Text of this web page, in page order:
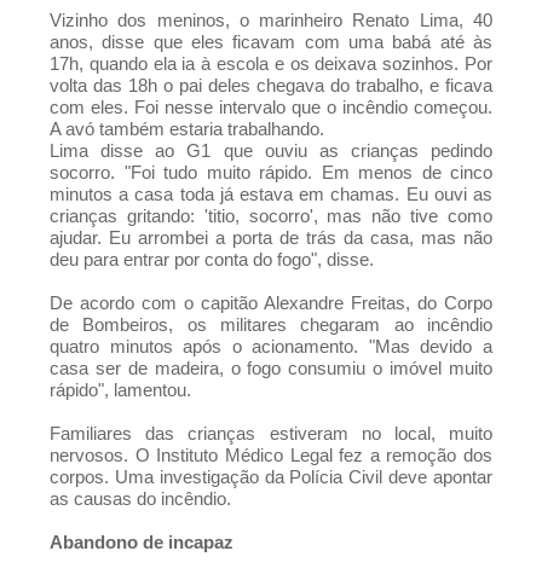
Instituto Vanderlei Cordeiro de Lima
Vizinho dos meninos, o marinheiro Renato Lima, 40
anos, disse que eles ficavam com uma babá até às
17h, quando ela ia à escola e os deixava sozinhos. Por
volta das 18h o pai deles chegava do trabalho, e ficava
com eles. Foi nesse intervalo que o incêndio começou.
A avó também estaria trabalhando.
Lima disse ao G1 que ouviu as crianças pedindo
socorro. "Foi tudo muito rápido. Em menos de cinco
minutos a casa toda já estava em chamas. Eu ouvi as
crianças gritando: 'titio, socorro', mas não tive como
ajudar. Eu arrombei a porta de trás da casa, mas não
deu para entrar por conta do fogo", disse.
De acordo com o capitão Alexandre Freitas, do Corpo
de Bombeiros, os militares chegaram ao incêndio
quatro minutos após o acionamento. "Mas devido a
casa ser de madeira, o fogo consumiu o imóvel muito
rápido", lamentou.
Familiares das crianças estiveram no local, muito
nervosos. O Instituto Médico Legal fez a remoção dos
corpos. Uma investigação da Polícia Civil deve apontar
as causas do incêndio.
Abandono de incapaz